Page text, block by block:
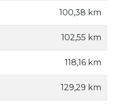
100,38 km
102,55 km
118,16 km
129,29 km